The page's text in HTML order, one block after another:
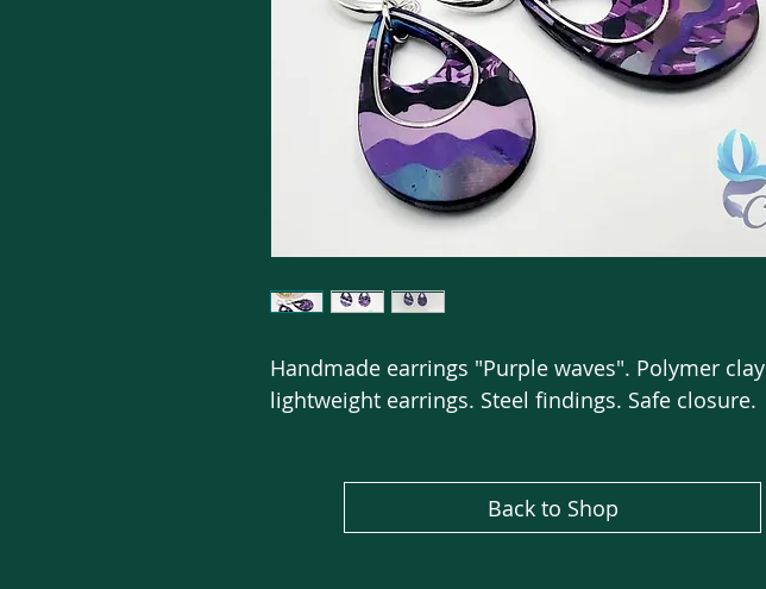
Handmade earrings "Purple waves". Polymer clay
lightweight earrings. Steel findings. Safe closure.
Back to Shop